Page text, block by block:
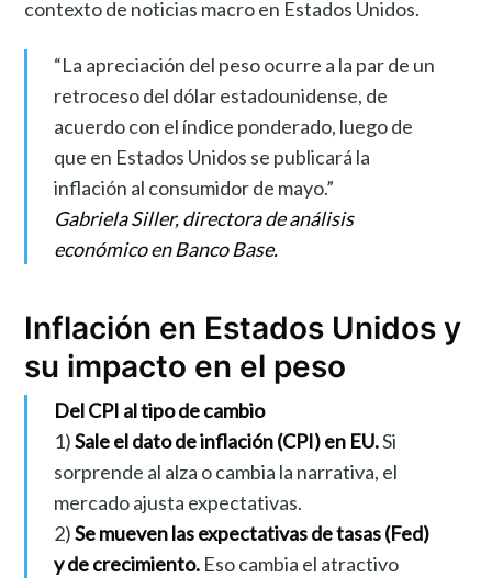
contexto de noticias macro en Estados Unidos.
“La apreciación del peso ocurre a la par de un
retroceso del dólar estadounidense, de
acuerdo con el índice ponderado, luego de
que en Estados Unidos se publicará la
inflación al consumidor de mayo.”
Gabriela Siller, directora de análisis
económico en Banco Base.
Inflación en Estados Unidos y
su impacto en el peso
Del CPI al tipo de cambio
1)Sale el dato de inflación (CPI) en EU.Si
sorprende al alza o cambia la narrativa, el
mercado ajusta expectativas.
2)Se mueven las expectativas de tasas (Fed)
y de crecimiento.Eso cambia el atractivo